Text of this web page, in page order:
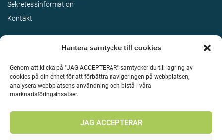
Hantera samtycke till cookies
Genom att klicka på "JAG ACCEPTERAR" samtycker du till lagring av
cookies på din enhet för att förbättra navigeringen på webbplatsen,
analysera webbplatsens användning och bistå i våra
marknadsföringsinsatser.
JAG ACCEPTERAR
Sekretessinformation
Kontakt
Upphovsrätt 2026 Enjoy Travel Alla rättigheter reserverade